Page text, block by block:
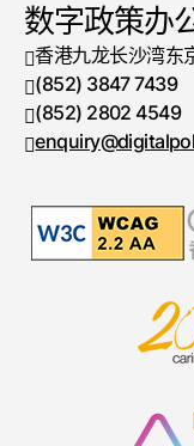
数字政策办
香港九龙长沙湾东
电话号码
(852) 3847 7439
传真号码
(852) 2802 4549